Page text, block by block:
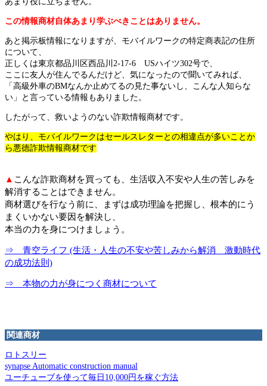
この情報商材自体あまり学ぶべきことはありません。
あと掲示板情報になりますが、モバイルワークの特定商表記の住所
について、
正しくは東京都品川区西品川2-17-6 USハイツ302号で、
ここに友人が住んでるんだけど、気になったので聞いてみれば、
「高級外車のBMなんか止めてるの見た事ないし、こんな人知らな
い」と言っている情報もありました。
したがって、救いようのない詐欺情報商材です。
やはり、モバイルワークはセールスレターとの相違点が多いことか
ら悪徳詐欺情報商材です
▲ こんな詐欺商材を買っても、生活収入不安や人生の苦しみを
解消することはできません。
商材選びを行なう前に、まずは成功理論を把握し、根本的にう
まくいかない要因を解決し、
本当の力を身につけましょう。
⇒ 青空ライフ (生活・人生の不安や苦しみから解消 激動時代
の成功法則)
⇒ 本物の力が身につく商材について
関連商材
ロトスリー
synapse Automatic construction manual
ユーチューブを使って毎日10,000円を稼ぐ方法